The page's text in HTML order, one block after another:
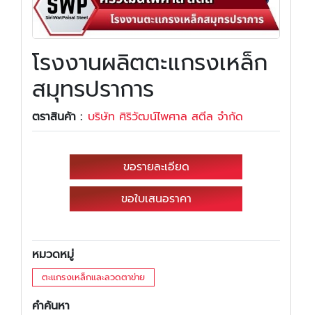
โรงงานผลิตตะแกรงเหล็ก
สมุทรปราการ
ตราสินค้า : บริษัท ศิริวัฒน์ไพศาล สตีล จำกัด
ขอรายละเอียด
ขอใบเสนอราคา
หมวดหมู่
ตะแกรงเหล็กและลวดตาข่าย
คำค้นหา